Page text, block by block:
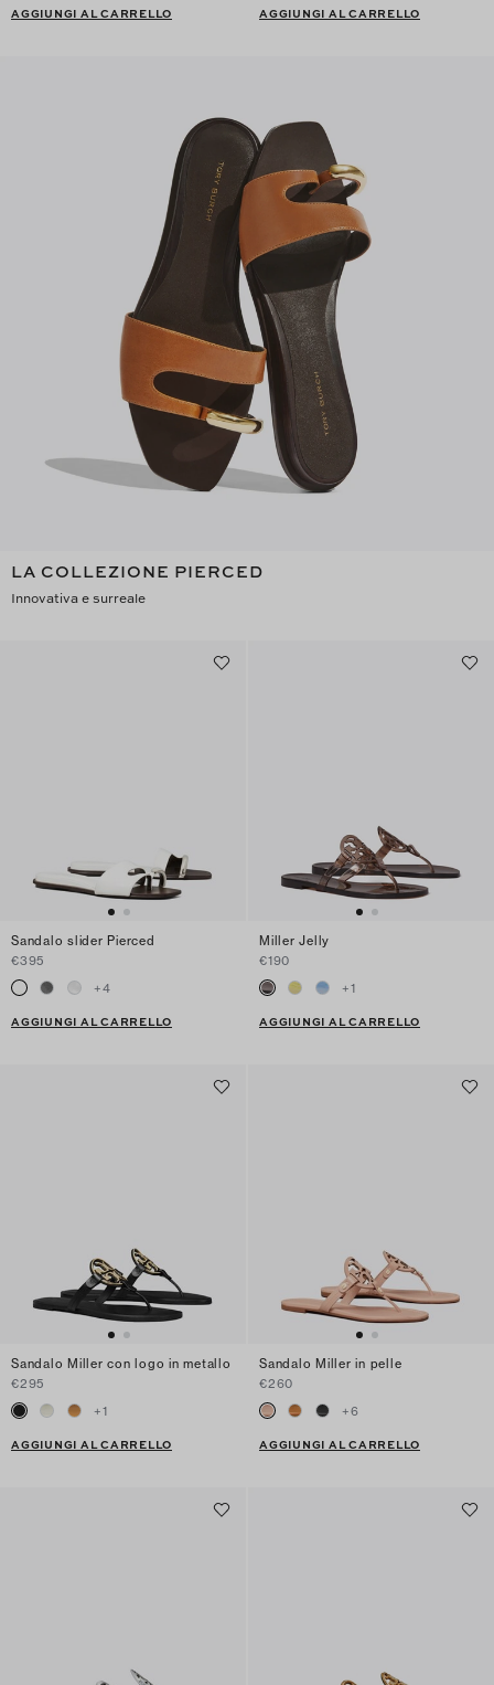
AGGIUNGI AL CARRELLO AGGIUNGI AL CARRELLO
LA COLLEZIONE PIERCED
Innovativa e surreale
Sandalo slider Pierced
€395
+4
AGGIUNGI AL CARRELLO
Miller Jelly
€190
+1
AGGIUNGI AL CARRELLO
Sandalo Miller con logo in metallo
€295
+1
AGGIUNGI AL CARRELLO
Sandalo Miller in pelle
€260
+6
AGGIUNGI AL CARRELLO